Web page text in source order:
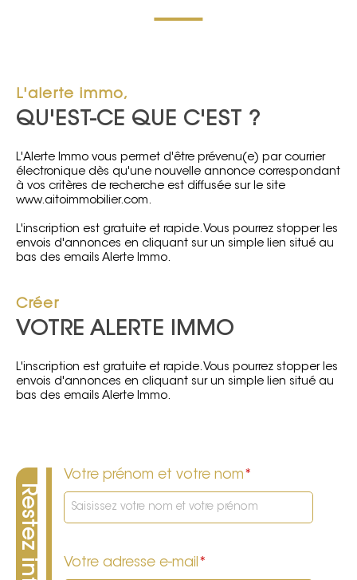
L'alerte immo,
QU'EST-CE QUE C'EST ?
L'Alerte Immo vous permet d'être prévenu(e) par courrier
électronique dès qu'une nouvelle annonce correspondant
à vos critères de recherche est diffusée sur le site
www.aitoimmobilier.com.
L'inscription est gratuite et rapide. Vous pourrez stopper les
envois d'annonces en cliquant sur un simple lien situé au
bas des emails Alerte Immo.
Créer
VOTRE ALERTE IMMO
L'inscription est gratuite et rapide. Vous pourrez stopper les
envois d'annonces en cliquant sur un simple lien situé au
bas des emails Alerte Immo.
Votre prénom et votre nom*
Votre adresse e-mail *